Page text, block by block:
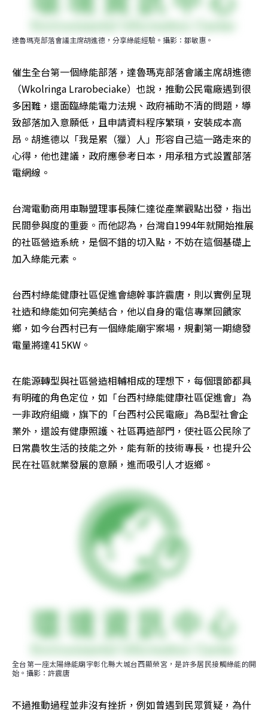
達魯瑪克部落會議主席胡進德，分享綠能經驗。攝影：鄒敏惠。
催生全台第一個綠能部落，達魯瑪克部落會議主席胡進德
（Wkolringa Lrarobeciake）也說，推動公民電廠遇到很
多困難，還面臨綠能電力法規、政府補助不清的問題，導
致部落加入意願低，且申請資料程序繁瑣，安裝成本高
昂。胡進德以「我是累（獵）人」形容自己這一路走來的
心得，他也建議，政府應參考日本，用承租方式設置部落
電網線。
台灣電動商用車聯盟理事長陳仁達從產業觀點出發，指出
民間參與度的重要。而他認為，台灣自1994年就開始推展
的社區營造系統，是個不錯的切入點，不妨在這個基礎上
加入綠能元素。
台西村綠能健康社區促進會總幹事許震唐，則以實例呈現
社造和綠能如何完美結合，他以自身的電信專業回饋家
鄉，如今台西村已有一個綠能廟宇案場，規劃第一期總發
電量將達415KW。
在能源轉型與社區營造相輔相成的理想下，每個環節都具
有明確的角色定位，如「台西村綠能健康社區促進會」為
一非政府組織，旗下的「台西村公民電廠」為B型社會企
業外，還設有健康照護、社區再造部門，使社區公民除了
日常農牧生活的技能之外，能有新的技術專長，也提升公
民在社區就業發展的意願，進而吸引人才返鄉。
全台第一座太陽綠能廟宇彰化縣大城台西顯榮宮，是許多居民接觸綠能的開
始。攝影：許震唐
不過推動過程並非沒有挫折，例如曾遇到民眾質疑，為什